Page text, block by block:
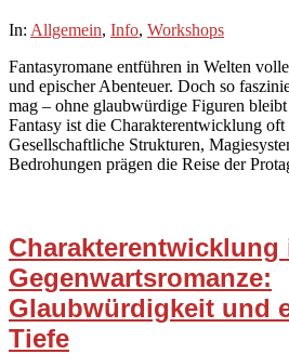
2025-
06
In: Allgemein, Info, Workshops
Fantasyromane entführen in Welten
und epischer Abenteuer. Doch so
mag – ohne glaubwürdige Figuren
Fantasy ist die Charakterentwicklung
Gesellschaftliche Strukturen,
Bedrohungen prägen die Reise der
Charakterentwicklung
Gegenwartsromanze:
Glaubwürdigkeit und
Tiefe